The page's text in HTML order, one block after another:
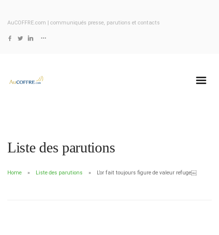
AuCOFFRE.com | communiqués presse, parutions et contacts
Liste des parutions
Home Liste des parutions L’or fait toujours figure de valeur refuge￼